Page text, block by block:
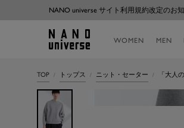
NANO universe サイト利用規約改定のお
WOMEN MEN
NANO
universe
TOP トップス ニット・セーター 「大人